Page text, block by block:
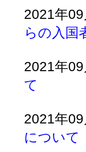
2021年09
らの入国
2021年09
て
2021年09
について